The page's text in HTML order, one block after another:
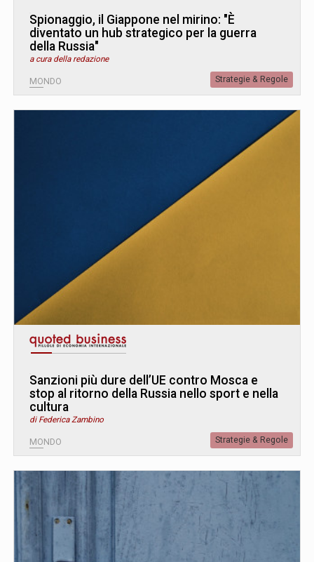
Spionaggio, il Giappone nel mirino: "È
diventato un hub strategico per la guerra
della Russia"
a cura della redazione
MONDO Strategie & Regole
Sanzioni più dure dell’UE contro Mosca e
stop al ritorno della Russia nello sport e nella
cultura
di Federica Zambino
MONDO Strategie & Regole